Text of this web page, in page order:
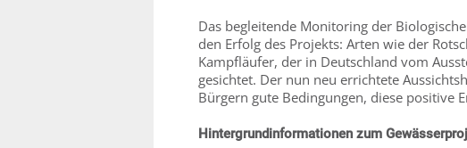
Das begleitende Monitoring der
den Erfolg des Projekts: Arten wie der
Kampfläufer, der in Deutschland vom
gesichtet. Der nun neu errichtete
Bürgern gute Bedingungen, diese positive
Hintergrundinformationen zum